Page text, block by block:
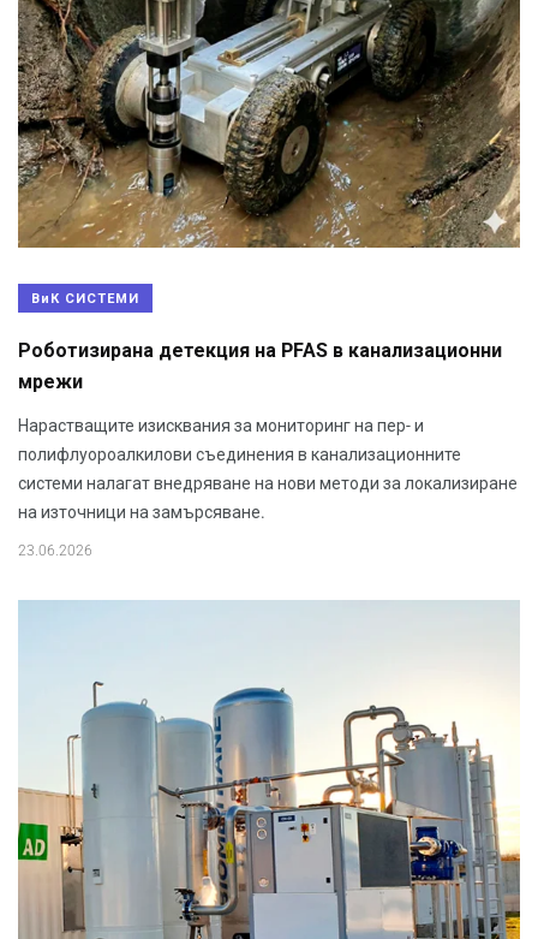
ВиК СИСТЕМИ
Роботизирана детекция на PFAS в канализационни
мрежи
Нарастващите изисквания за мониторинг на пер- и
полифлуороалкилови съединения в канализационните
системи налагат внедряване на нови методи за локализиране
на източници на замърсяване.
23.06.2026